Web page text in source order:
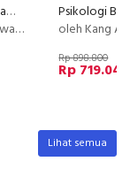
Kursus Online Creamy Bombom Dapur Lindawaty PU
Psikologi
oleh Kang
Rp 898.800
Rp 719.040
Lihat semua